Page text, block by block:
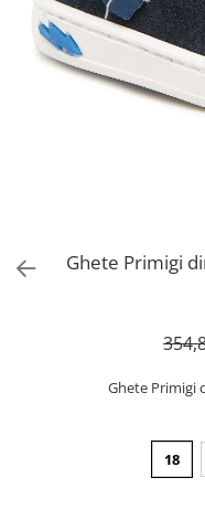
Ghete Primigi
Ghete Primigi
18